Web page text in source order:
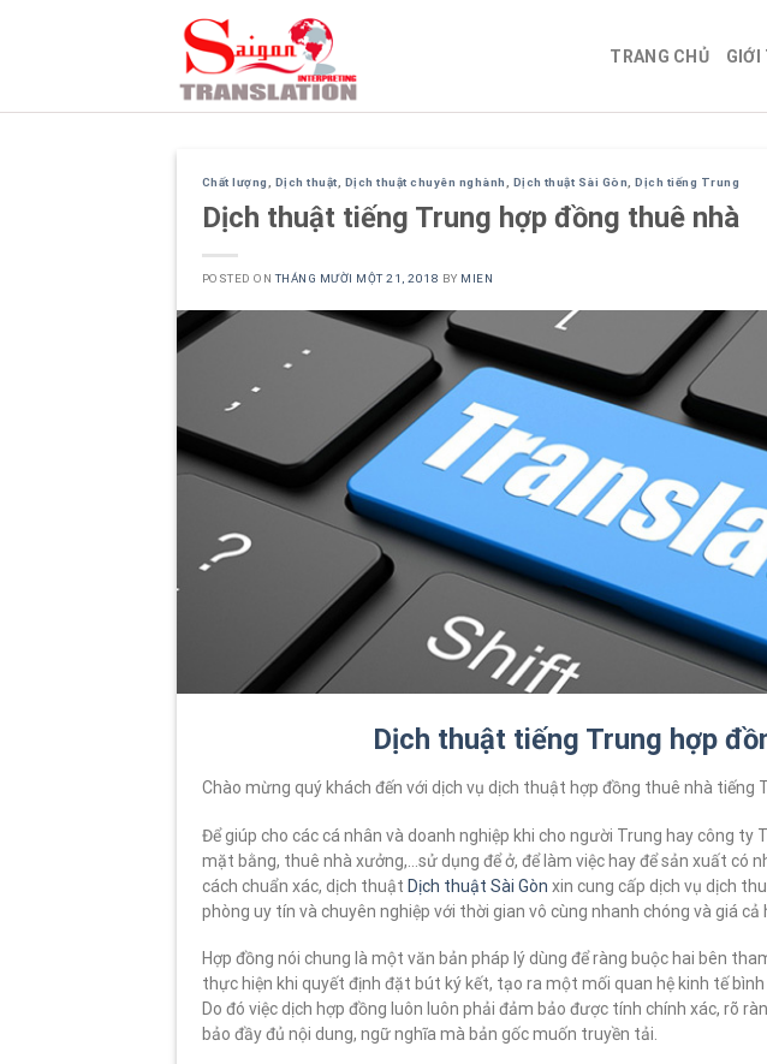
TRANG CHỦ GIỚI
Chất lượng Dịch thuật Dịch thuật chuyên nghành Dịch thuật Sài Gòn ,Dịch tiếng Trung
Dịch thuật tiếng Trung hợp đồng thuê nhà
POSTED ONTHÁNG MƯỜI MỘT 21, 2018 BY MIEN
Dịch thuật tiếng Trung hợp
Chào mừng quý khách đến với dịch vụ dịch thuật hợp đồng thuê nhà tiếng
Để giúp cho các cá nhân và doanh nghiệp khi cho người Trung hay công ty
mặt bằng, thuê nhà xưởng,…sử dụng để ở, để làm việc hay để sản xuất có
cách chuẩn xác, dịch thuật Dịch thuật Sài Gòn xin cung cấp dịch vụ dịch
phòng uy tín và chuyên nghiệp với thời gian vô cùng nhanh chóng và giá cả
Hợp đồng nói chung là một văn bản pháp lý dùng để ràng buộc hai bên
thực hiện khi quyết định đặt bút ký kết, tạo ra một mối quan hệ kinh tế bình
Do đó việc dịch hợp đồng luôn luôn phải đảm bảo được tính chính xác, rõ
bảo đầy đủ nội dung, ngữ nghĩa mà bản gốc muốn truyền tải.